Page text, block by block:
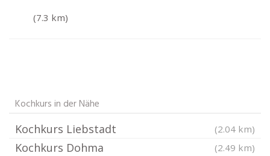
(7.3 km)
Kochkurs in der Nähe
Kochkurs Liebstadt (2.04 km)
Kochkurs Dohma (2.49 km)